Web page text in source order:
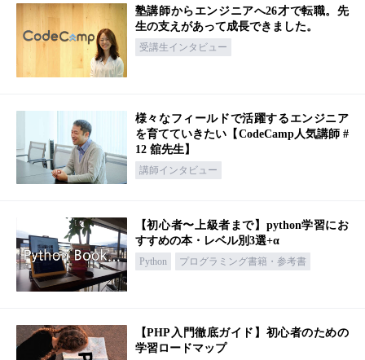
塾講師からエンジニアへ26才で転職。先
生の支えがあって成長できました。
受講生インタビュー
様々なフィールドで活躍するエンジニア
を育てていきたい【CodeCamp人気講師 #
12 舘先生】
講師インタビュー
【初心者〜上級者まで】python学習にお
すすめの本・レベル別3選+α
Python プログラミング書籍・参考書
【PHP入門徹底ガイド】初心者のための
学習ロードマップ